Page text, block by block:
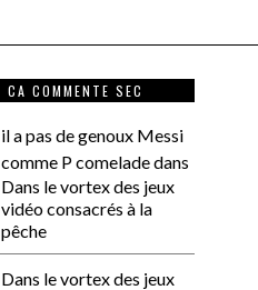
CA COMMENTE SEC
il a pas de genoux Messi
comme P comeladedans
Dans le vortex des jeux
vidéo consacrés à la
pêche
Dans le vortex des jeux